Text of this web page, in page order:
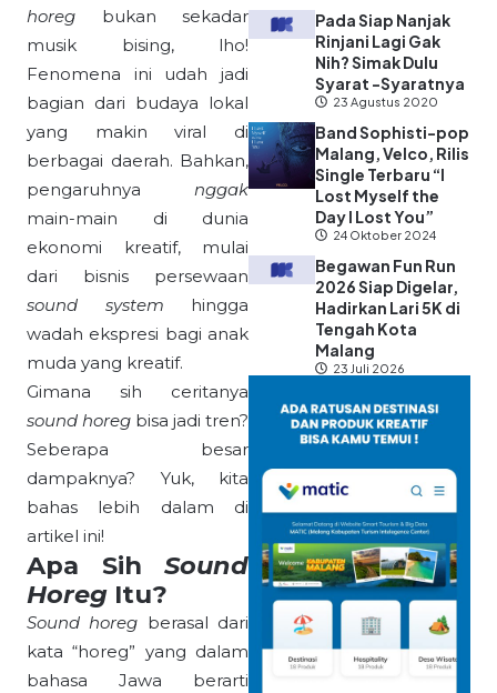
horeg bukan sekadar
musik bising, lho!
Fenomena ini udah jadi
bagian dari budaya lokal
yang makin viral di
berbagai daerah. Bahkan,
pengaruhnya nggak
main-main di dunia
ekonomi kreatif, mulai
dari bisnis persewaan
sound system hingga
wadah ekspresi bagi anak
muda yang kreatif.
Gimana sih ceritanya
sound horeg bisa jadi tren?
Seberapa besar
dampaknya? Yuk, kita
bahas lebih dalam di
artikel ini!
Apa Sih Sound
Horeg Itu?
Sound horeg berasal dari
kata “horeg” yang dalam
bahasa Jawa berarti
Pada Siap Nanjak
Rinjani Lagi Gak
Nih? Simak Dulu
Syarat -Syaratnya
23 Agustus 2020
Band Sophisti-pop
Malang, Velco, Rilis
Single Terbaru “I
Lost Myself the
Day I Lost You”
24 Oktober 2024
Begawan Fun Run
2026 Siap Digelar,
Hadirkan Lari 5K di
Tengah Kota
Malang
23 Juli 2026